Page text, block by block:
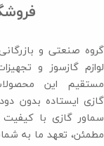
لوازم گازسوز و
مستقیم این
گازی ایستاده بدون
سماور گازی با
مطمئن، تعهد ما به